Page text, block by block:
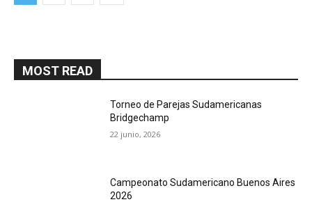
MOST READ
Torneo de Parejas Sudamericanas
Bridgechamp
22 junio, 2026
Campeonato Sudamericano Buenos Aires
2026